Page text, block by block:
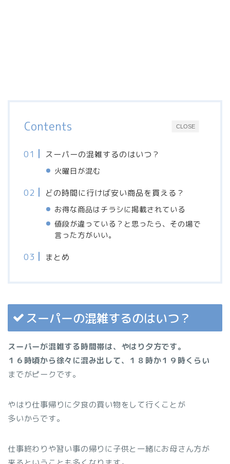
CLOSE
Contents
スーパーの混雑するのはいつ？
火曜日が混む
どの時間に行けば安い商品を買える？
お得な商品はチラシに掲載されている
値段が違っている？と思ったら、その場で
言った方がいい。
まとめ
スーパーの混雑するのはいつ？
スーパーが混雑する時間帯は、やはり夕方です。
１６時頃から徐々に混み出して、１８時か１９時くらい
までがピークです。
やはり仕事帰りに夕食の買い物をして行くことが
多いからです。
仕事終わりや習い事の帰りに子供と一緒にお母さん方が